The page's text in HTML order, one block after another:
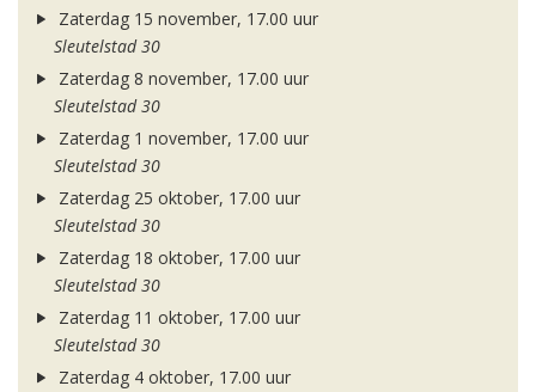
Zaterdag 15 november, 17.00 uur
Sleutelstad 30
Zaterdag 8 november, 17.00 uur
Sleutelstad 30
Zaterdag 1 november, 17.00 uur
Sleutelstad 30
Zaterdag 25 oktober, 17.00 uur
Sleutelstad 30
Zaterdag 18 oktober, 17.00 uur
Sleutelstad 30
Zaterdag 11 oktober, 17.00 uur
Sleutelstad 30
Zaterdag 4 oktober, 17.00 uur